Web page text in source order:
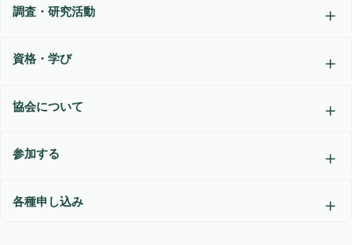
調査・研究活動
資格・学び
協会について
参加する
各種申し込み